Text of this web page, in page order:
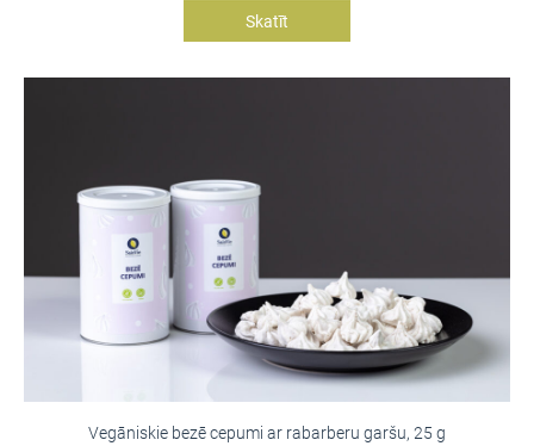
Skatīt
Vegāniskie bezē cepumi ar rabarberu garšu, 25 g